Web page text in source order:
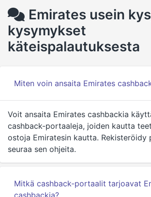
Emirates usein
kysymykset
käteispalautuksesta
Miten voin ansaita Emirates
Voit ansaita Emirates cashbackia
cashback-portaaleja, joiden kautta
ostoja Emiratesin kautta. Rekisteröidy
seuraa sen ohjeita.
Mitkä cashback-portaalit tarjoavat
cashbackia?